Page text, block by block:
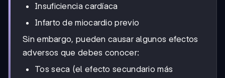
Insuficiencia cardíaca
Infarto de miocardio previo
Sin embargo, pueden causar algunos efectos
adversos que debes conocer:
Tos seca (el efecto secundario más